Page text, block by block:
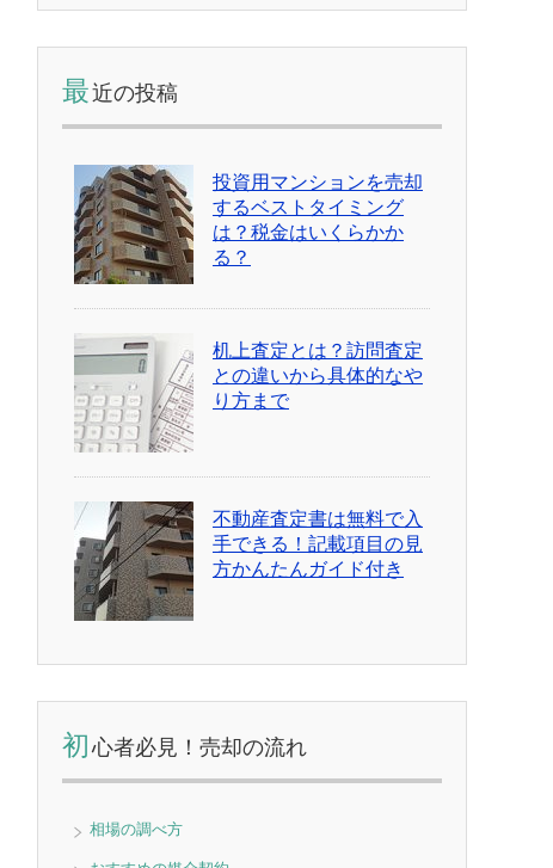
最近の投稿
投資用マンションを売却
するベストタイミング
は？税金はいくらかか
る？
机上査定とは？訪問査定
との違いから具体的なや
り方まで
不動産査定書は無料で入
手できる！記載項目の見
方かんたんガイド付き
初 心者必見！売却の流れ
相場の調べ方